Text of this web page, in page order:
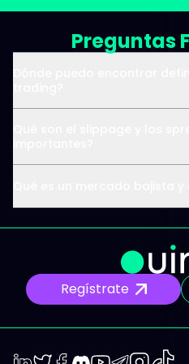
Preguntas
Regístrate